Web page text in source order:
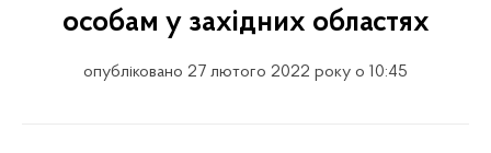
особам у західних областях
опубліковано 27 лютого 2022 року о 10:45